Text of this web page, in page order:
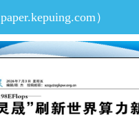
paper.kepuing.com）